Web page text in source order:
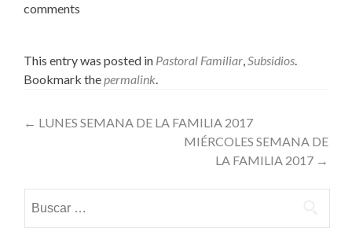
comments
This entry was posted in Pastoral Familiar,Subsidios.
Bookmark thepermalink.
Post
← LUNES SEMANA DE LA FAMILIA 2017
MIÉRCOLES SEMANA DE
LA FAMILIA 2017 →